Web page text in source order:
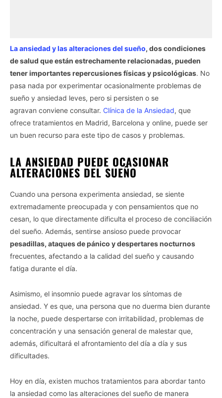
La ansiedad y las alteraciones del sueño, dos condiciones
de salud que están estrechamente relacionadas, pueden
tener importantes repercusiones físicas y psicológicas. No
pasa nada por experimentar ocasionalmente problemas de
sueño y ansiedad leves, pero si persisten o se
agravan conviene consultar. Clínica de la Ansiedad, que
ofrece tratamientos en Madrid, Barcelona y online, puede ser
un buen recurso para este tipo de casos y problemas.
LA ANSIEDAD PUEDE OCASIONAR
ALTERACIONES DEL SUEÑO
Cuando una persona experimenta ansiedad, se siente
extremadamente preocupada y con pensamientos que no
cesan, lo que directamente dificulta el proceso de conciliación
del sueño. Además, sentirse ansioso puede provocar
pesadillas, ataques de pánico y despertares nocturnos
frecuentes, afectando a la calidad del sueño y causando
fatiga durante el día.
Asimismo, el insomnio puede agravar los síntomas de
ansiedad. Y es que, una persona que no duerma bien durante
la noche, puede despertarse con irritabilidad, problemas de
concentración y una sensación general de malestar que,
además, dificultará el afrontamiento del día a día y sus
dificultades.
Hoy en día, existen muchos tratamientos para abordar tanto
la ansiedad como las alteraciones del sueño de manera